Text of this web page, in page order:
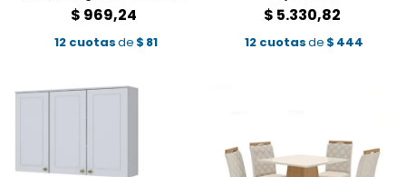
$ 969,24
12 cuotasde $ 81
$ 5.330,82
12 cuotasde $ 444